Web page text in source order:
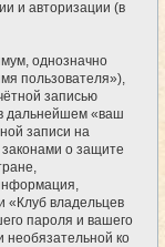
и авторизации (в
однозначно
пользователя»),
записью
дальнейшем «ваш
записи на
о защите
«Клуб владельцев
пароля и вашего
необязательной ко